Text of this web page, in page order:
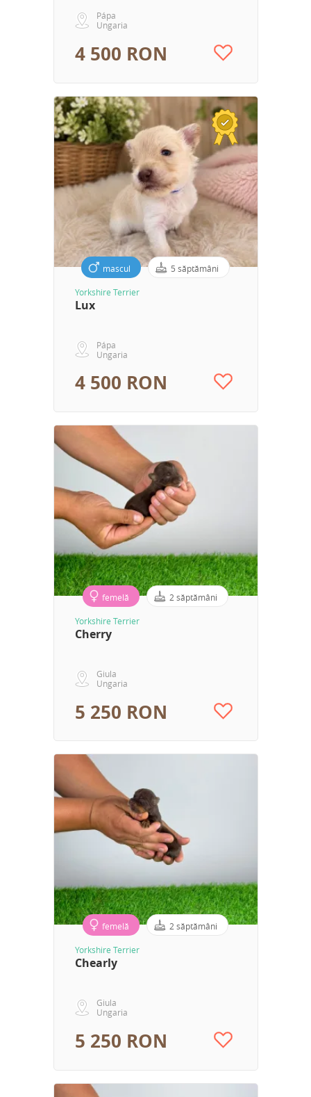
Pápa
Ungaria
4 500 RON
mascul 5 săptămâni
Yorkshire Terrier
Lux
Pápa
Ungaria
4 500 RON
femelă 2 săptămâni
Yorkshire Terrier
Cherry
Giula
Ungaria
5 250 RON
femelă 2 săptămâni
Yorkshire Terrier
Chearly
Giula
Ungaria
5 250 RON